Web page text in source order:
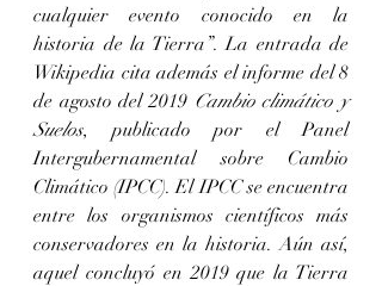
cualquier evento conocido en la
historia de la Tierra”. La entrada de
Wikipedia cita además el informe del 8
de agosto del 2019 Cambio climático y
Suelos, publicado por el Panel
Intergubernamental sobre Cambio
Climático (IPCC). El IPCC se encuentra
entre los organismos científicos más
conservadores en la historia. Aún así,
aquel concluyó en 2019 que la Tierra